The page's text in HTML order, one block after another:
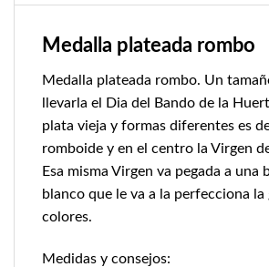
Medalla plateada rombo
Medalla plateada rombo. Un
llevarla el Dia del Bando de la
plata vieja y formas diferentes es
romboide y en el centro la Virgen
Esa misma Virgen va pegada a una
blanco que le va a la perfecciona la
colores.
Medidas y consejos: